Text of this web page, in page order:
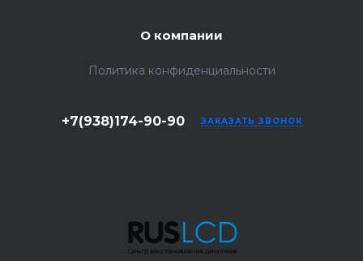
О компании
Политика конфиденциальности
+7(938)174-90-90 ЗАКАЗАТЬ ЗВОНОК